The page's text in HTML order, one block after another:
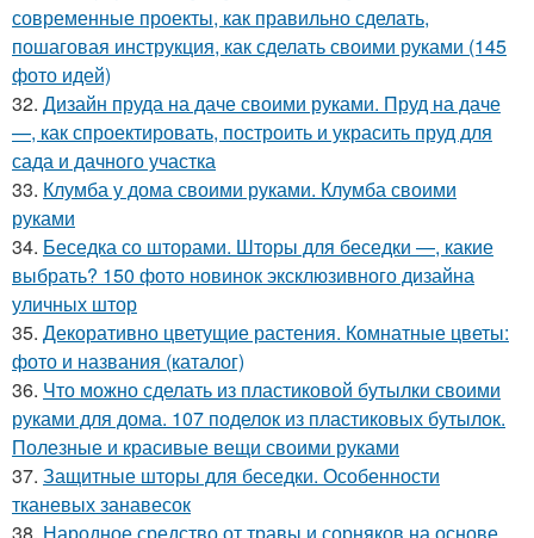
современные проекты, как правильно сделать,
пошаговая инструкция, как сделать своими руками (145
фото идей)
32. Дизайн пруда на даче своими руками. Пруд на даче
—, как спроектировать, построить и украсить пруд для
сада и дачного участка
33. Клумба у дома своими руками. Клумба своими
руками
34. Беседка со шторами. Шторы для беседки —, какие
выбрать? 150 фото новинок эксклюзивного дизайна
уличных штор
35. Декоративно цветущие растения. Комнатные цветы:
фото и названия (каталог)
36. Что можно сделать из пластиковой бутылки своими
руками для дома. 107 поделок из пластиковых бутылок.
Полезные и красивые вещи своими руками
37. Защитные шторы для беседки. Особенности
тканевых занавесок